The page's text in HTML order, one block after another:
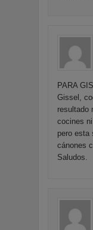
PARA
Gissel,
resultado
cocines
pero esta
cánones
Saludos.